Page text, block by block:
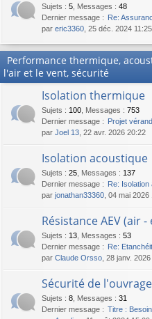
Sujets : 5 Messages : 48
Dernier message : Re:
par eric3360 , 25 déc. 2024 11:25
Performance thermique,
l'air et le vent, sécurité
Isolation thermique
Sujets : 100 Messages : 753
Dernier message : Projet
par Joel 13 , 22 avr. 2026 20:22
Isolation acoustique
Sujets : 25 Messages : 137
Dernier message : Re: Isolation
par jonathan33360 , 04 mai
Résistance AEV (air -
Sujets : 13 Messages : 53
Dernier message : Re:
par Claude Orsso , 28 janv.
Sécurité de l'ouvrage
Sujets : 8 Messages : 31
Dernier message : Titre :